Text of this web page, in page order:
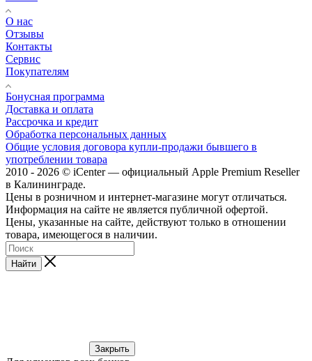
О нас
Отзывы
Контакты
Сервис
Покупателям
Бонусная программа
Доставка и оплата
Рассрочка и кредит
Обработка персональных данных
Общие условия договора купли-продажи бывшего в
употреблении товара
2010 - 2026 © iCenter — официальный Apple Premium Reseller
в Калининграде.
Цены в розничном и интернет-магазине могут отличаться.
Информация на сайте не является публичной офертой.
Цены, указанные на сайте, действуют только в отношении
товара, имеющегося в наличии.
Найти
Закрыть